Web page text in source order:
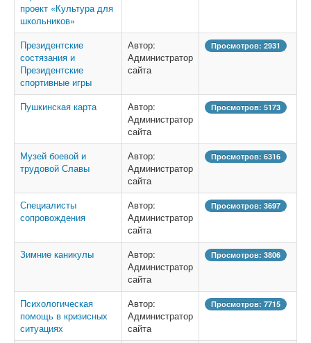
проект «Культура для
школьников»
Президентские
состязания и
Президентские
спортивные игры
Автор:
Администратор
сайта
Просмотров: 2931
Пушкинская карта
Автор:
Администратор
сайта
Просмотров: 5173
Музей боевой и
трудовой Славы
Автор:
Администратор
сайта
Просмотров: 6316
Специалисты
сопровождения
Автор:
Администратор
сайта
Просмотров: 3697
Зимние каникулы
Автор:
Администратор
сайта
Просмотров: 3806
Психологическая
помощь в кризисных
ситуациях
Автор:
Администратор
сайта
Просмотров: 7715